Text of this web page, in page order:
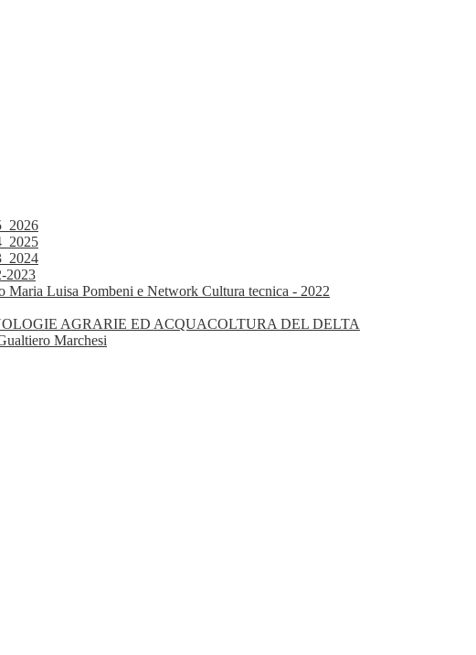
2023
Maria Luisa Pombeni e Network Cultura tecnica - 2022
AGRARIE ED ACQUACOLTURA DEL DELTA
Marchesi